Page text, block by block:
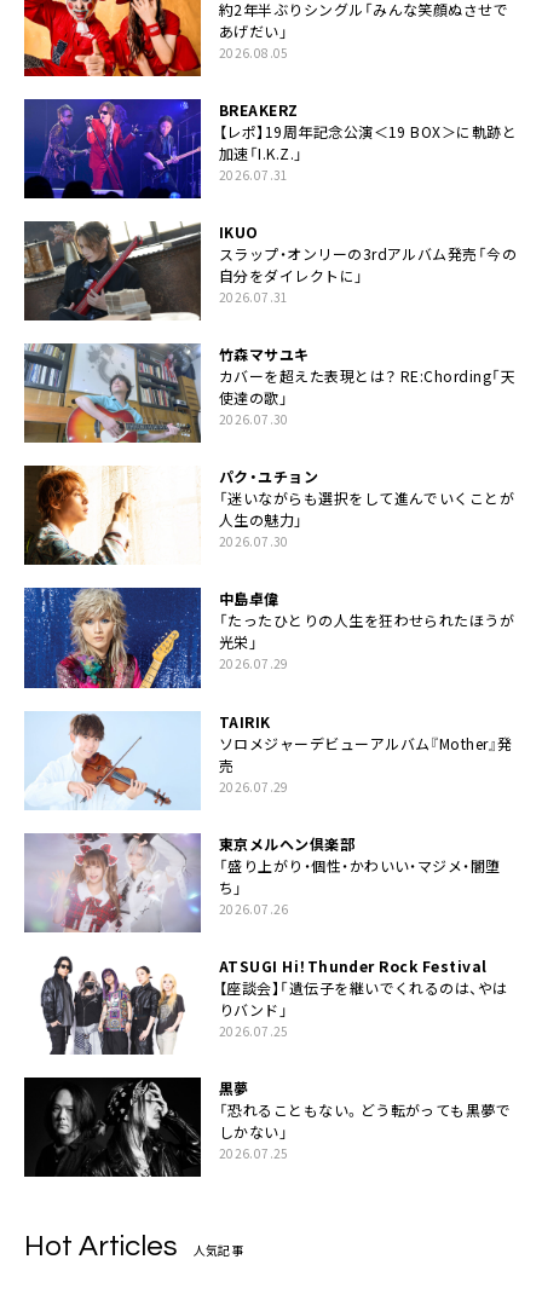
約2年半ぶりシングル「みんな笑顔ぬさせで
あげだい」
2026.08.05
BREAKERZ
【レポ】19周年記念公演＜19 BOX＞に軌跡と
加速「I.K.Z.」
2026.07.31
IKUO
スラップ・オンリーの3rdアルバム発売「今の
自分をダイレクトに」
2026.07.31
竹森マサユキ
カバーを超えた表現とは？ RE:Chording「天
使達の歌」
2026.07.30
パク・ユチョン
「迷いながらも選択をして進んでいくことが
人生の魅力」
2026.07.30
中島卓偉
「たったひとりの人生を狂わせられたほうが
光栄」
2026.07.29
TAIRIK
ソロメジャーデビューアルバム『Mother』発
売
2026.07.29
東京メルヘン倶楽部
「盛り上がり・個性・かわいい・マジメ・闇堕
ち」
2026.07.26
ATSUGI Hi！Thunder Rock Festival
【座談会】「遺伝子を継いでくれるのは、やは
りバンド」
2026.07.25
黒夢
「恐れることもない。どう転がっても黒夢で
しかない」
2026.07.25
Hot Articles 人気記事